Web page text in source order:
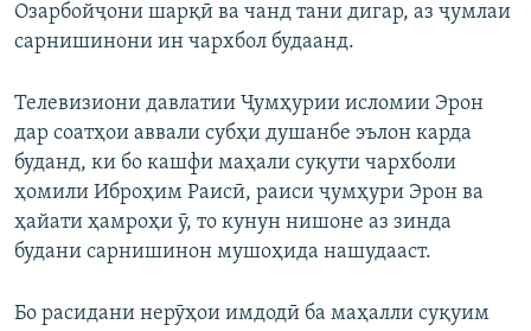
Озарбойҷони шарқӣ ва чанд тани дигар, аз ҷумлаи
сарнишинони ин чархбол будаанд.
Телевизиони давлатии Ҷумҳурии исломии Эрон
дар соатҳои аввали субҳи душанбе эълон карда
буданд, ки бо кашфи маҳали суқути чархболи
ҳомили Иброҳим Раисӣ, раиси ҷумҳури Эрон ва
ҳайати ҳамроҳи ӯ, то кунун нишоне аз зинда
будани сарнишинон мушоҳида нашудааст.
Бо расидани нерӯҳои имдодӣ ба маҳалли суқуим